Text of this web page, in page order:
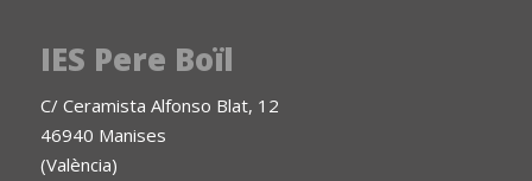
IES Pere Boïl
C/ Ceramista Alfonso Blat, 12
46940 Manises
(València)